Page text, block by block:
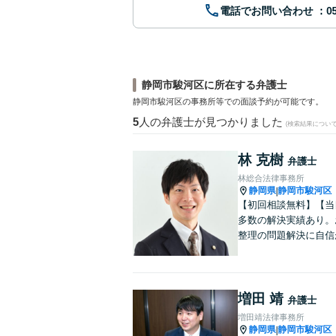
電話でお問い合わせ
静岡市駿河区に所在する弁護士
静岡市駿河区の事務所等での面談予約が可能です。
5 人の弁護士が見つかりました (検索結果につい
林 克樹 弁護士
林総合法律事務所
静岡県|静岡市駿河区
【初回相談無料】【
多数の解決実績あり
整理の問題解決に自信
増田 靖 弁護士
増田靖法律事務所
静岡県|静岡市駿河区